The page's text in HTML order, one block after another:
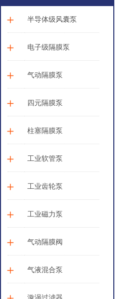
半导体级风囊泵
电子级隔膜泵
气动隔膜泵
四元隔膜泵
柱塞隔膜泵
工业软管泵
工业齿轮泵
工业磁力泵
气动隔膜阀
气液混合泵